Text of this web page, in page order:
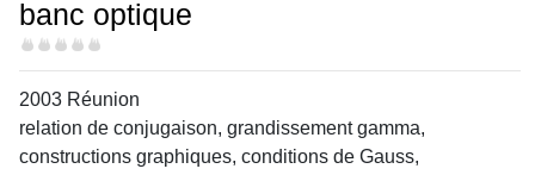
banc optique
Difficulté
2003 Réunion
relation de conjugaison, grandissement gamma,
constructions graphiques, conditions de Gauss,